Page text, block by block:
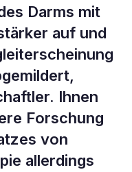
Darms mit
auf und
Ihnen
Forschung
von
allerdings